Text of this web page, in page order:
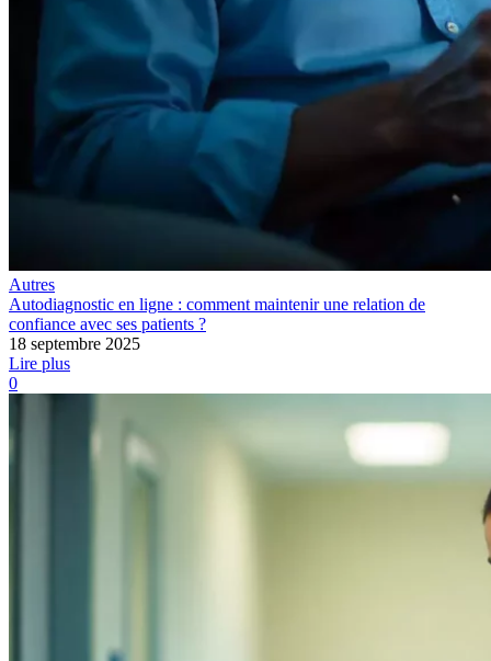
Autres
Autodiagnostic en ligne : comment maintenir une relation de
confiance avec ses patients ?
18 septembre 2025
Lire plus
0